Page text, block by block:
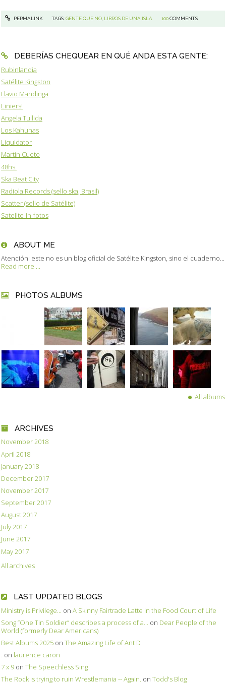
PERMALINK TAGS:GENTE QUE NO, LIBROS DE UNA ISLA 100COMMENTS
DEBERÍAS CHEQUEAR EN QUÉ ANDA ESTA GENTE:
Rubinlandia
Satélite Kingston
Flavio Mandinga
Liniers!
Angela Tullida
Los Kahunas
Liquidator
Martín Cueto
48hs.
Ska Beat City
Radiola Records (sello ska, Brasil)
Scatter (sello de Satélite)
Satelite-in-fotos
ABOUT ME
Atención: este no es un blog oficial de Satélite Kingston, sino el cuaderno...
Read more ...
PHOTOS ALBUMS
All albums
ARCHIVES
November 2018
April 2018
January 2018
December 2017
November 2017
September 2017
August 2017
July 2017
June 2017
May 2017
All archives
LAST UPDATED BLOGS
Ministry is Privilege... on A Skinny Fairtrade Latte in the Food Court of Life
Song ”One Tin Soldier” describes a process of a... on Dear People of the
World (formerly Dear Americans)
Best Albums 2025 on The Amazing Life of Ant D
. on laurence caron
7 x 9 on The Speechless Sing
The Rock is trying to ruin Wrestlemania -- Again. on Todd's Blog